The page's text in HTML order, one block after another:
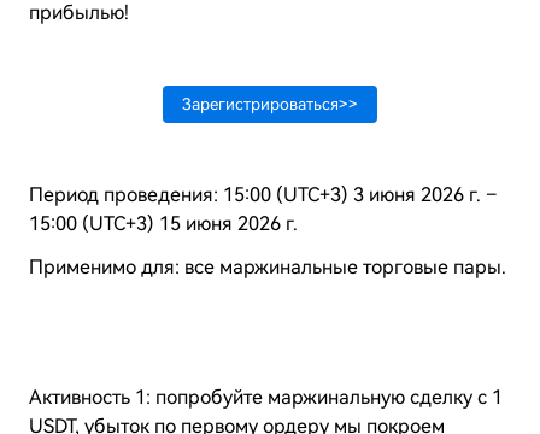
прибылью!
Зарегистрироваться>>
Период проведения: 15:00 (UTC+3) 3 июня 2026 г. –
15:00 (UTC+3) 15 июня 2026 г.
Применимо для: все маржинальные торговые пары.
Активность 1: попробуйте маржинальную сделку с 1
USDT, убыток по первому ордеру мы покроем